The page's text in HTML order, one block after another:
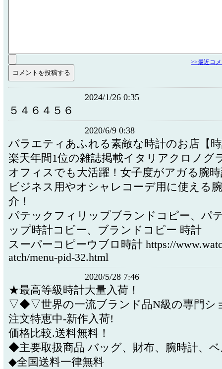
>>最近コ
2024/1/26 0:35
５４６４５６
2020/6/9 0:38
バラエティあふれる素敵な時計のお店【
楽天年間1位の雑誌掲載イタリアクロノグ
オフィスでも大活躍！女子度がアガる腕
ビジネス用やオシャレコーデ用に使える
介！
パテックフィリップブランドコピー、パ
ップ時計コピー、ブランドコピー 時計
スーパーコピーウブロ時計 https://
atch/menu-pid-32.html
2020/5/28 7:46
★最高等級時計大量入荷！
▽◆▽世界の一流ブランド品N級の専門
注文特恵中-新作入荷!
価格比較.送料無料！
◆主要取扱商品 バッグ、財布、腕時計、
◆全国送料一律無料